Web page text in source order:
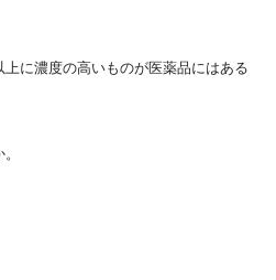
に濃度の高いものが医薬品にはある